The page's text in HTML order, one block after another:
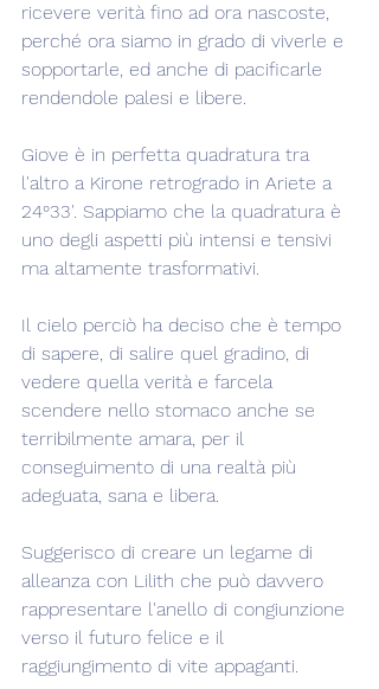
ricevere verità fino ad ora nascoste,
perché ora siamo in grado di viverle e
sopportarle, ed anche di pacificarle
rendendole palesi e libere.
Giove è in perfetta quadratura tra
l'altro a Kirone retrogrado in Ariete a
24°33'. Sappiamo che la quadratura è
uno degli aspetti più intensi e tensivi
ma altamente trasformativi.
Il cielo perciò ha deciso che è tempo
di sapere, di salire quel gradino, di
vedere quella verità e farcela
scendere nello stomaco anche se
terribilmente amara, per il
conseguimento di una realtà più
adeguata, sana e libera.
Suggerisco di creare un legame di
alleanza con Lilith che può davvero
rappresentare l'anello di congiunzione
verso il futuro felice e il
raggiungimento di vite appaganti.